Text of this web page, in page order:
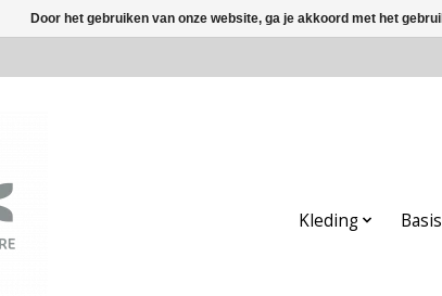
Kleding Basis
Door het gebruiken van onze website, ga je akkoord met het